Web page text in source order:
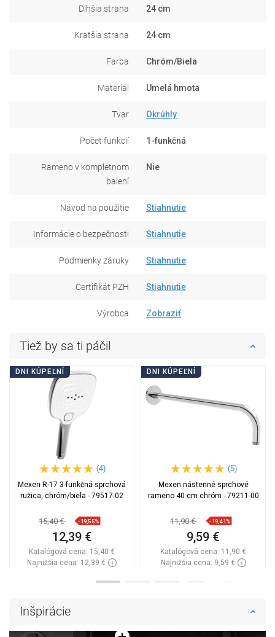
Dlhšia strana 24 cm
Kratšia strana 24 cm
Farba Chróm/Biela
Materiál Umelá hmota
Tvar Okrúhly
Počet funkcií 1-funkčná
Rameno v kompletnom
balení
Nie
Návod na použitie Stiahnutie
Informácie o bezpečnosti Stiahnutie
Podmienky záruky Stiahnutie
Certifikát PZH Stiahnutie
Výrobca Zobraziť
Tiež by sa ti páčil
DNI KÚPEĽNÍ
(4)
Mexen R-17 3-funkčná sprchová
ružica, chróm/biela - 79517-02
15,40 € -19,55%
12,39 €
Katalógová cena: 15,40 €
Najnižšia cena: 12,39 €
DNI KÚPEĽNÍ
(5)
Mexen nástenné sprchové
rameno 40 cm chróm - 79211-00
11,90 € -19,41%
9,59 €
Katalógová cena: 11,90 €
Najnižšia cena: 9,59 €
Inšpirácie